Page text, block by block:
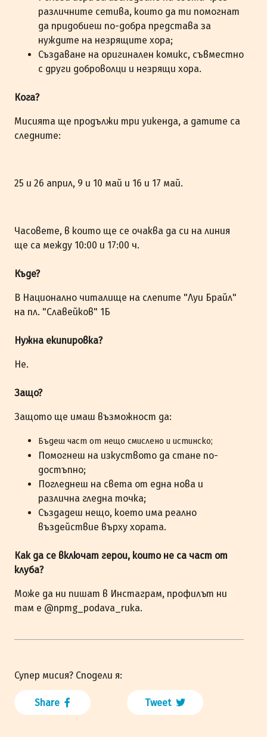
различните сетива, които да ти помогнат
да придобиеш по-добра представа за
нуждите на незрящите хора;
Създаване на оригинален комикс, съвместно
с други доброволци и незрящи хора.
Кога?
Мисията ще продължи три уикенда, а датите са
следните:
25 и 26 април, 9 и 10 май и 16 и 17 май.
Часовете, в които ще се очаква да си на линия
ще са между 10:00 и 17:00 ч.
Къде?
В Национално читалище на слепите "Луи Брайл"
на пл. "Славейков" 1Б
Нужна екипировка?
Не.
Защо?
Защото ще имаш възможност да:
Бъдеш част от нещо смислено и истинско;
Помогнеш на изкуството да стане по-
достъпно;
Погледнеш на света от една нова и
различна гледна точка;
Създадеш нещо, което има реално
въздействие върху хората.
Как да се включат герои, които не са част от
клуба?
Може да ни пишат в Инстаграм, профилът ни
там е @npmg_podava_ruka.
Супер мисия? Сподели я:
Share Tweet